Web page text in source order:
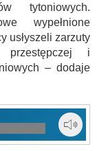
tytoniowych.
wypełnione
usłyszeli zarzuty
przestępczej i
– dodaje